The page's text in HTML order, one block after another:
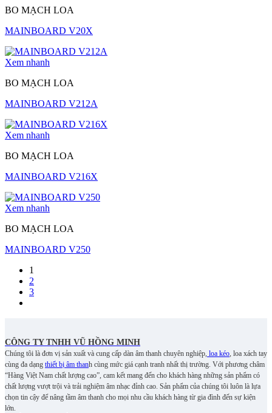
BO MẠCH LOA
MAINBOARD V20X
Xem nhanh
BO MẠCH LOA
MAINBOARD V212A
Xem nhanh
BO MẠCH LOA
MAINBOARD V216X
Xem nhanh
BO MẠCH LOA
MAINBOARD V250
1
2
3
CÔNG TY TNHH VŨ HỒNG MINH
Chúng tôi là đơn vị sản xuất và cung cấp dàn âm thanh chuyên nghiệp, loa kéo, loa xách tay
cùng đa dạng thiết bị âm thanh cùng mức giá cạnh tranh nhất thị trường. Với phương châm
“Hàng Việt Nam chất lượng cao”, cam kết mang đến cho khách hàng những sản phẩm có
chất lượng vượt trội và trải nghiệm âm nhạc đỉnh cao. Sản phẩm của chúng tôi luôn là lựa
chọn tin cậy để nâng tầm âm thanh cho mọi nhu cầu khách hàng từ gia đình đến sự kiện
lớn.